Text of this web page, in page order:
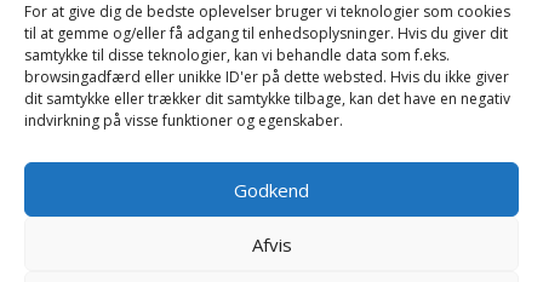
For at give dig de bedste oplevelser bruger vi teknologier som cookies
til at gemme og/eller få adgang til enhedsoplysninger. Hvis du giver dit
samtykke til disse teknologier, kan vi behandle data som f.eks.
browsingadfærd eller unikke ID'er på dette websted. Hvis du ikke giver
dit samtykke eller trækker dit samtykke tilbage, kan det have en negativ
indvirkning på visse funktioner og egenskaber.
Godkend
Afvis
Pringles Hot & Spicy - 165 gram
751 Views40 kr.
Fini Krudttønder Tyggegummi